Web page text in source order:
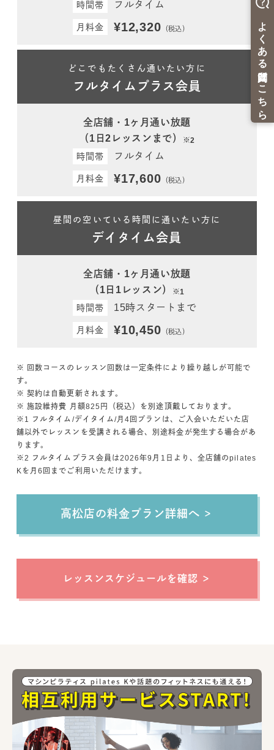
時間帯 フルタイム
月料金 ¥12,320 （税込）
どこでもたくさん通いたい方に
フルタイムプラス会員
全店舗・1ヶ月通い放題
（1日2レッスンまで）
※2
時間帯 フルタイム
月料金 ¥17,600 （税込）
昼間の空いている時間に通いたい方に
デイタイム会員
全店舗・1ヶ月通い放題
（1日1レッスン）
※1
時間帯 15時スタートまで
月料金 ¥10,450 （税込）
※ 回数コースのレッスン回数は一定条件により繰り越しが可能で
す。
※ 契約は自動更新されます。
※ 施設維持費 月額825円（税込）を別途頂戴しております。
※1 フルタイム/デイタイム/月4回プランは、ご入会いただいた店
舗以外でレッスンを受講される場合、別途料金が発生する場合があ
ります。
※2 フルタイムプラス会員は2026年9月1日より、全店舗のpilates
Kを月6回までご利用いただけます。
高松店の料金プラン詳細へ
レッスンスケジュールを確認